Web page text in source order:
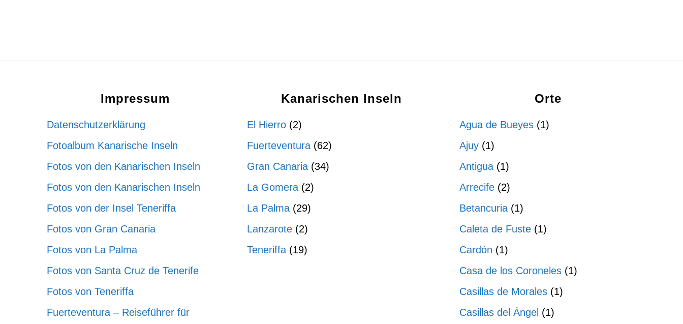
Impressum
Datenschutzerklärung
Fotoalbum Kanarische Inseln
Fotos von den Kanarischen Inseln
Fotos von den Kanarischen Inseln
Fotos von der Insel Teneriffa
Fotos von Gran Canaria
Fotos von La Palma
Fotos von Santa Cruz de Tenerife
Fotos von Teneriffa
Fuerteventura – Reiseführer für
Kanarischen Inseln
El Hierro (2)
Fuerteventura (62)
Gran Canaria (34)
La Gomera (2)
La Palma (29)
Lanzarote (2)
Teneriffa (19)
Orte
Agua de Bueyes (1)
Ajuy (1)
Antigua (1)
Arrecife (2)
Betancuria (1)
Caleta de Fuste (1)
Cardón (1)
Casa de los Coroneles (1)
Casillas de Morales (1)
Casillas del Ángel (1)